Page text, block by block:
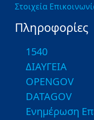
Στοιχεία
Πληροφορίες
1540
ΔΙΑΥΓΕΙΑ
OPENGOV
DATAGOV
Ενημέρωση